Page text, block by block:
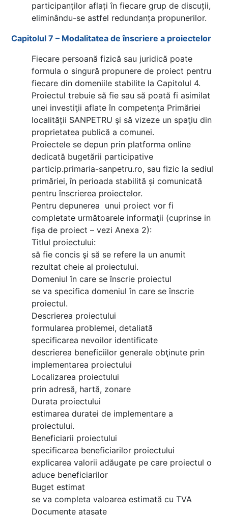
participanților aflați în fiecare grup de discuții,
eliminându-se astfel redundanța propunerilor.
Capitolul 7 – Modalitatea de înscriere a proiectelor
Fiecare persoană fizică sau juridică poate
formula o singură propunere de proiect pentru
fiecare din domeniile stabilite la Capitolul 4.
Proiectul trebuie să fie sau să poată fi asimilat
unei investiţii aflate în competenţa Primăriei
localității SANPETRU şi să vizeze un spaţiu din
proprietatea publică a comunei.
Proiectele se depun prin platforma online
dedicată bugetării participative
particip.primaria-sanpetru.ro, sau fizic la sediul
primăriei, în perioada stabilită și comunicată
pentru înscrierea proiectelor.
Pentru depunerea unui proiect vor fi
completate următoarele informaţii (cuprinse in
fișa de proiect – vezi Anexa 2):
Titlul proiectului:
să fie concis şi să se refere la un anumit
rezultat cheie al proiectului.
Domeniul în care se înscrie proiectul
se va specifica domeniul în care se înscrie
proiectul.
Descrierea proiectului
formularea problemei, detaliată
specificarea nevoilor identificate
descrierea beneficiilor generale obţinute prin
implementarea proiectului
Localizarea proiectului
prin adresă, hartă, zonare
Durata proiectului
estimarea duratei de implementare a
proiectului.
Beneficiarii proiectului
specificarea beneficiarilor proiectului
explicarea valorii adăugate pe care proiectul o
aduce beneficiarilor
Buget estimat
se va completa valoarea estimată cu TVA
Documente ataşate